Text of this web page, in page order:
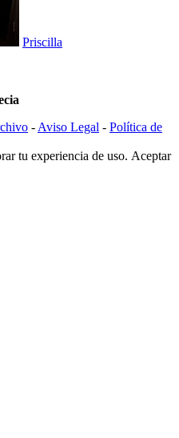
Priscilla
- Aviso Legal - Política de
tu experiencia de uso. Aceptar